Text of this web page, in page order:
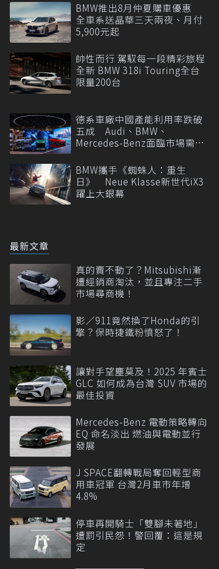
BMW推出8月仲夏購車優惠
全車系送晶華三天兩夜、月付
5,900元起
帥性而行 駕馭每一段精彩旅程
全新 BMW 318i Touring全台
限量200台
德系車廠中國產能利用率跌破
五成 Audi、BMW、
Mercedes-Benz面臨市場需求
BMW攜手《蜘蛛人：重生
日》 Neue Klasse新世代iX3
躍上大銀幕
最新文章
真的賣不動了？Mitsubishi漸
遭經銷商淘汰，並且專注二手
市場尋商機！
影／911竟然換了Honda的引
擎？保時捷鐵粉憤怒了！
讓對手望塵莫及！2025 年賓士
GLC 如何成為台灣 SUV 市場的
最佳投資
Mercedes-Benz 電動策略轉向
EQ 命名淡出 燃油與電動並行
發展
J SPACE翻轉戰局奪回輕型商
用車冠軍 台灣2月車市年增
4.8%
停車再開騎士「雙腳未著地」
遭罰引民怨！警回覆：這是規
定